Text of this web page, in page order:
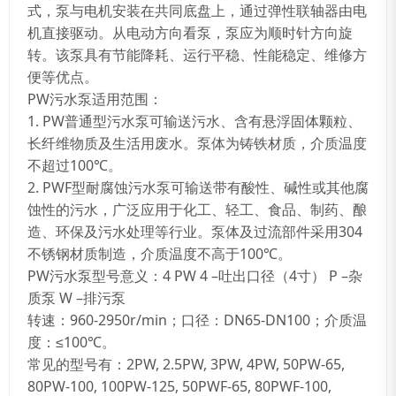
式，泵与电机安装在共同底盘上，通过弹性联轴器由电
机直接驱动。从电动方向看泵，泵应为顺时针方向旋
转。该泵具有节能降耗、运行平稳、性能稳定、维修方
便等优点。
PW污水泵适用范围：
1. PW普通型污水泵可输送污水、含有悬浮固体颗粒、
长纤维物质及生活用废水。泵体为铸铁材质，介质温度
不超过100℃。
2. PWF型耐腐蚀污水泵可输送带有酸性、碱性或其他腐
蚀性的污水，广泛应用于化工、轻工、食品、制药、酿
造、环保及污水处理等行业。泵体及过流部件采用304
不锈钢材质制造，介质温度不高于100℃。
PW污水泵型号意义：4 PW 4 –吐出口径（4寸） P –杂
质泵 W –排污泵
转速：960-2950r/min ；口径：DN65-DN100 ；介质温
度：≤100℃。
常见的型号有：2PW, 2.5PW, 3PW, 4PW, 50PW-65,
80PW-100, 100PW-125, 50PWF-65, 80PWF-100,